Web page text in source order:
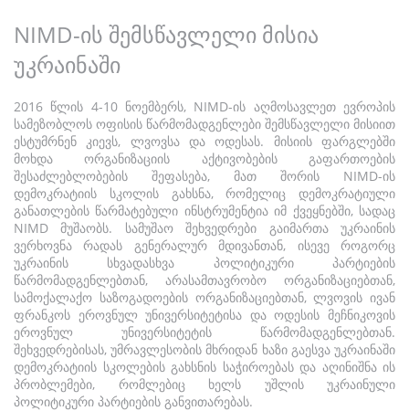
NIMD-ის შემსწავლელი მისია
უკრაინაში
2016 წლის 4-10 ნოემბერს, NIMD-ის აღმოსავლეთ ევროპის
სამეზობლოს ოფისის წარმომადგენლები შემსწავლელი მისიით
ესტუმრნენ კიევს, ლვოვსა და ოდესას. მისიის ფარგლებში
მოხდა ორგანიზაციის აქტივობების გაფართოების
შესაძლებლობების შეფასება, მათ შორის NIMD-ის
დემოკრატიის სკოლის გახსნა, რომელიც დემოკრატიული
განათლების წარმატებული ინსტრუმენტია იმ ქვეყნებში, სადაც
NIMD მუშაობს. სამუშაო შეხვედრები გაიმართა უკრაინის
ვერხოვნა რადას გენერალურ მდივანთან, ისევე როგორც
უკრაინის სხვადასხვა პოლიტიკური პარტიების
წარმომადგენლებთან, არასამთავრობო ორგანიზაციებთან,
სამოქალაქო საზოგადოების ორგანიზაციებთან, ლვოვის ივან
ფრანკოს ეროვნულ უნივერსიტეტისა და ოდესის მეჩნიკოვის
ეროვნულ უნივერსიტეტის წარმომადგენლებთან.
შეხვედრებისას, უმრავლესობის მხრიდან ხაზი გაესვა უკრაინაში
დემოკრატიის სკოლების გახსნის საჭიროებას და აღინიშნა ის
პრობლემები, რომლებიც ხელს უშლის უკრაინული
პოლიტიკური პარტიების განვითარებას.